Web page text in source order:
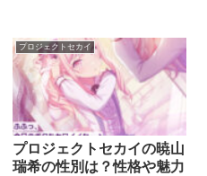
プロジェクトセカイ
プロジェクトセカイの暁山
瑞希の性別は？性格や魅力